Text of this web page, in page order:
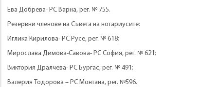
Ева Добрева- РС Варна, рег. № 755.
Резервни членове на Съвета на нотариусите:
Иглика Кирилова- РС Русе, рег. № 618;
Мирослава Димова-Савова- РС София, рег. № 621;
Виктория Дралчева- РС Бургас, рег. № 491;
Валерия Тодорова – РС Монтана, рег. №596.